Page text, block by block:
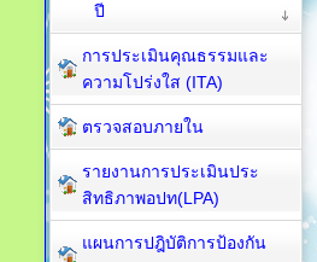
ปี
การประเมินคุณธรรมและ
ความโปร่งใส (ITA)
ตรวจสอบภายใน
รายงานการประเมินประ
สิทธิภาพอปท(LPA)
แผนการปฎิบัติการป้องกัน